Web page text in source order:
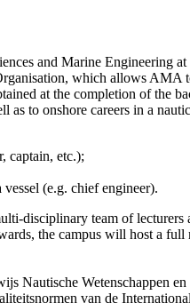
and Marine Engineering at
which allows
at the completion of the
as to onshore careers in a
captain, etc.);
(e.g. chief engineer).
disciplinary team of
the campus will host a full
Wetenschappen
van de